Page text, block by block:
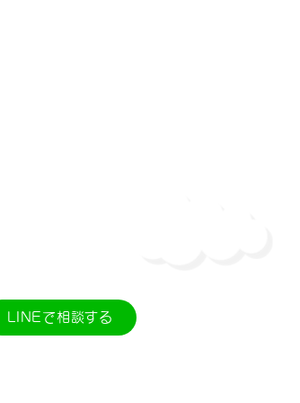
LINEで相談する